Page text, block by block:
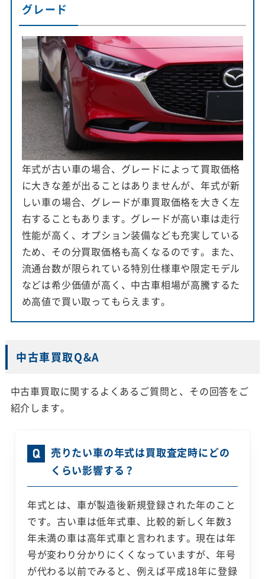
グレード
年式が古い車の場合、グレードによって買取価格
に大きな差が出ることはありませんが、年式が新
しい車の場合、グレードが車買取価格を大きく左
右することもあります。グレードが高い車は走行
性能が高く、オプション装備なども充実している
ため、その分買取価格も高くなるのです。また、
流通台数が限られている特別仕様車や限定モデル
などは希少価値が高く、中古車相場が高騰するた
め高値で買い取ってもらえます。
中古車買取Q&A
中古車買取に関するよくあるご質問と、その回答をご
紹介します。
売りたい車の年式は買取査定時にどの
くらい影響する？
年式とは、車が製造後新規登録された年のこと
です。古い車は低年式車、比較的新しく年数3
年未満の車は高年式車と言われます。現在は年
号が変わり分かりにくくなっていますが、年号
が代わる以前でみると、例えば平成18年に登録